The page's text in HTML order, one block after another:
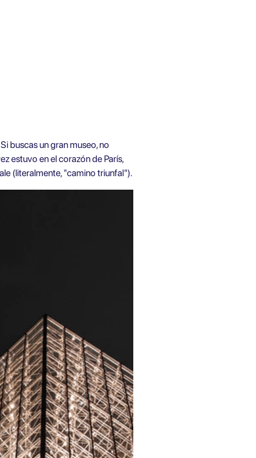
buscas un gran museo, no
estuvo en el corazón de París,
(literalmente, "camino triunfal").